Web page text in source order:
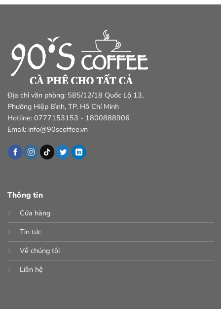
Địa chỉ văn phòng: 585/12/18 Quốc Lộ 13,
Phường Hiệp Bình, TP. Hồ Chí Minh
Hotline: 0777153153 - 1800888906
Email: info@90scoffee.vn
Thông tin
Cửa hàng
Tin tức
Về chúng tôi
Liên hệ